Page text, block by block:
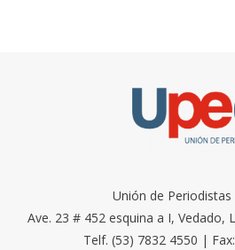
Unión de Periodistas
Ave. 23 # 452 esquina a I, Vedado,
Telf. (53) 7832 4550 |